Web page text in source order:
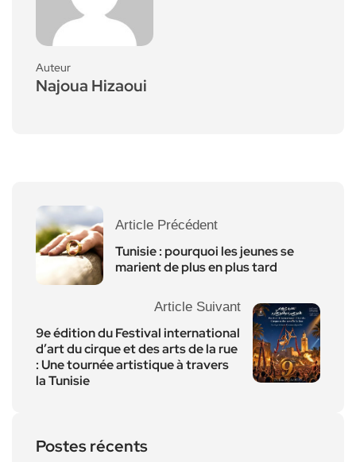
Auteur
Najoua Hizaoui
Article Précédent
Tunisie : pourquoi les jeunes se
marient de plus en plus tard
Article Suivant
9e édition du Festival international
d’art du cirque et des arts de la rue
: Une tournée artistique à travers
la Tunisie
Postes récents